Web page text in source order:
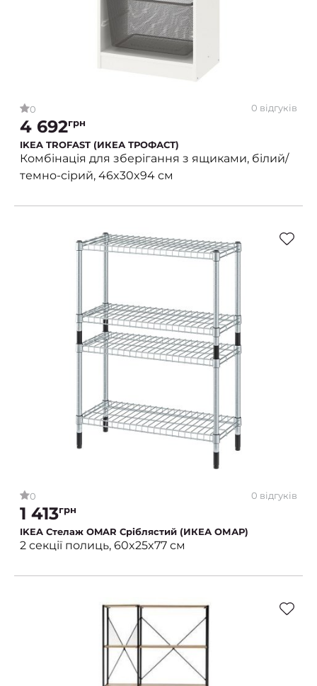
0 0 відгуків
4 692грн
IKEA TROFAST (ИКЕА ТРОФАСТ)
Комбінація для зберігання з ящиками, білий/
темно-сірий, 46x30x94 см
0 0 відгуків
1 413грн
IKEA Стелаж OMAR Сріблястий (ИКЕА ОМАР)
2 секції полиць, 60x25x77 см